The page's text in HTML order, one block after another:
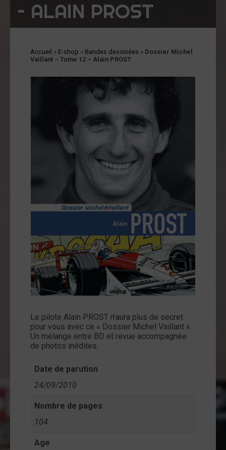
– ALAIN PROST
Accueil » E-shop » Bandes dessinées » Dossier Michel
Vaillant – Tome 12 – Alain PROST
Le pilote Alain PROST n’aura plus de secret
pour vous avec ce « Dossier Michel Vaillant ».
Un mélange entre BD et revue accompagnée
de photos inédites.
Date de parution
24/09/2010
Nombre de pages
104
Age